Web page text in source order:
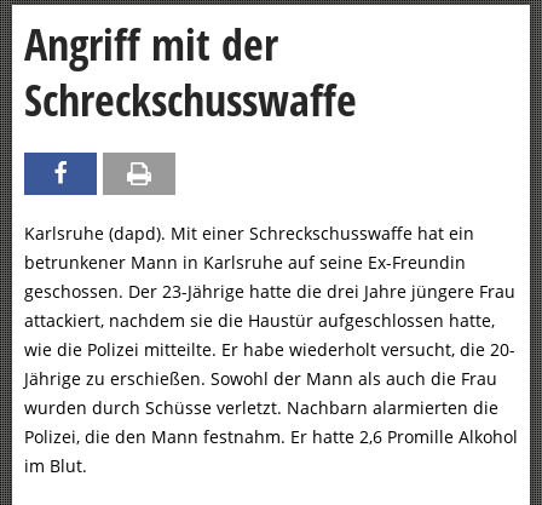
Angriff mit der
Schreckschusswaffe
Karlsruhe (dapd). Mit einer Schreckschusswaffe hat ein
betrunkener Mann in Karlsruhe auf seine Ex-Freundin
geschossen. Der 23-Jährige hatte die drei Jahre jüngere Frau
attackiert, nachdem sie die Haustür aufgeschlossen hatte,
wie die Polizei mitteilte. Er habe wiederholt versucht, die 20-
Jährige zu erschießen. Sowohl der Mann als auch die Frau
wurden durch Schüsse verletzt. Nachbarn alarmierten die
Polizei, die den Mann festnahm. Er hatte 2,6 Promille Alkohol
im Blut.